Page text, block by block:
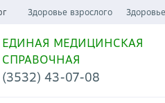
Здоровье взрослого
ЕДИНАЯ МЕДИЦИНСКАЯ
СПРАВОЧНАЯ
(3532) 43-07-08